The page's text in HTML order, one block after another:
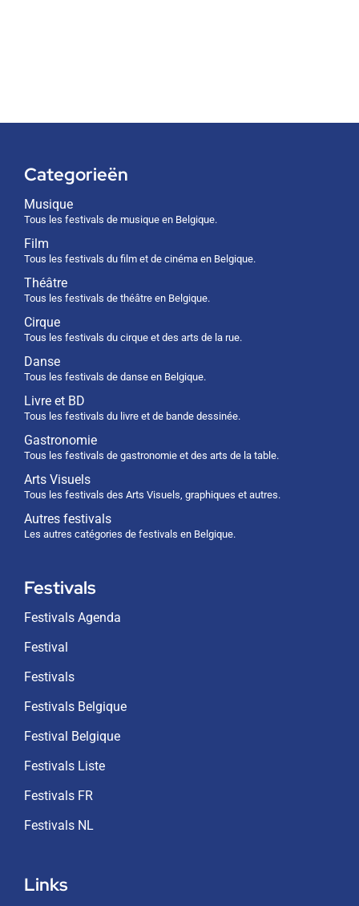
Categorieën
Musique
Tous les festivals de musique en Belgique.
Film
Tous les festivals du film et de cinéma en Belgique.
Théâtre
Tous les festivals de théâtre en Belgique.
Cirque
Tous les festivals du cirque et des arts de la rue.
Danse
Tous les festivals de danse en Belgique.
Livre et BD
Tous les festivals du livre et de bande dessinée.
Gastronomie
Tous les festivals de gastronomie et des arts de la table.
Arts Visuels
Tous les festivals des Arts Visuels, graphiques et autres.
Autres festivals
Les autres catégories de festivals en Belgique.
Festivals
Festivals Agenda
Festival
Festivals
Festivals Belgique
Festival Belgique
Festivals Liste
Festivals FR
Festivals NL
Links